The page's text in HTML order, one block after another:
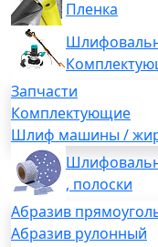
Пленка
Запчасти
Комплектующие
Шлиф машины /
, полоски
Абразив
Абразив рулонный